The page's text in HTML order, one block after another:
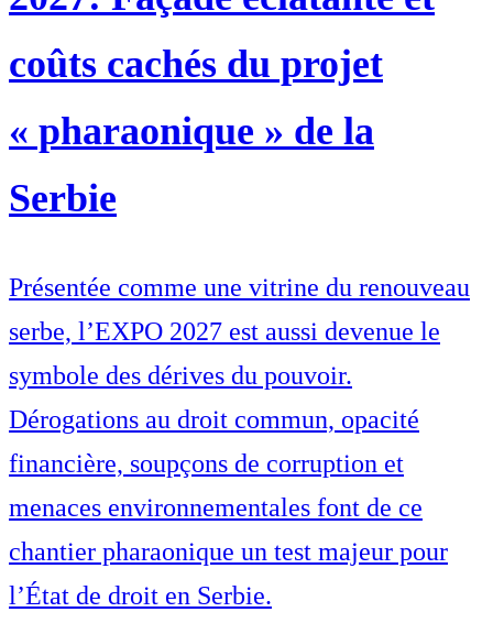
coûts cachés du projet
« pharaonique » de la
Serbie
Présentée comme une vitrine du renouveau
serbe, l’EXPO 2027 est aussi devenue le
symbole des dérives du pouvoir.
Dérogations au droit commun, opacité
financière, soupçons de corruption et
menaces environnementales font de ce
chantier pharaonique un test majeur pour
l’État de droit en Serbie.